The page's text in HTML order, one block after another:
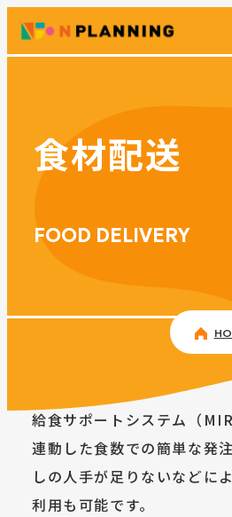
食材配送
FOOD DELIVERY
給食サポートシステム（
連動した食数での簡単な発
しの人手が足りないなどに
利用も可能です。